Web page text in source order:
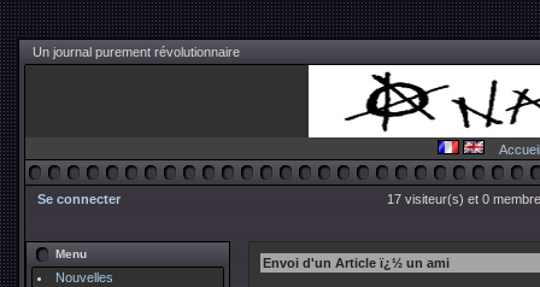
Un journal purement révolutionnaire
Accueil
Se connecter 17 visiteur(s) et 0
Menu
Nouvelles
Envoi d'un Article ï¿½ un ami